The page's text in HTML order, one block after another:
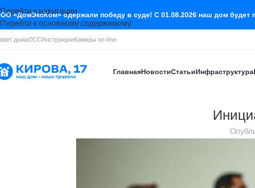
Перейти к навигации
Перейти к основному содержимому
«ДомЭксКом» одержали победу в суде! С 01.08.2026 наш дом
домаОССИнструкцииКамеры on-line
ГлавнаяНовостиСтатьиИнфраструктура